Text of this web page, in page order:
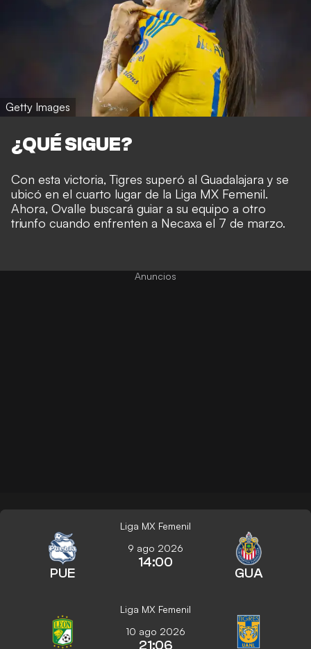
Getty Images
¿QUÉ SIGUE?
Con esta victoria, Tigres superó al Guadalajara y se
ubicó en el cuarto lugar de la Liga MX Femenil.
Ahora, Ovalle buscará guiar a su equipo a otro
triunfo cuando enfrenten a Necaxa el 7 de marzo.
Liga MX Femenil
PUE
9 ago 2026
14:00
GUA
Liga MX Femenil
10 ago 2026
21:06